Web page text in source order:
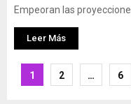
Empeoran las proyecciones
Leer Más
Paginación
1 2 … 6